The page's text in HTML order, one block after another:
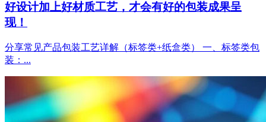
好设计加上好材质工艺，才会有好的包装成果呈
现！
分享常见产品包装工艺详解（标签类+纸盒类） 一、标签类包
装：...